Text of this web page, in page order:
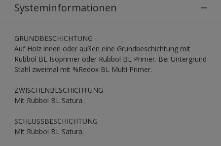
Systeminformationen
GRUNDBESCHICHTUNG
Auf Holz innen oder außen eine Grundbeschichtung mit
Rubbol BL Isoprimer oder Rubbol BL Primer. Bei Untergrund
Stahl zweimal mit %Redox BL Multi Primer.
ZWISCHENBESCHICHTUNG
Mit Rubbol BL Satura.
SCHLUSSBESCHICHTUNG
Mit Rubbol BL Satura.